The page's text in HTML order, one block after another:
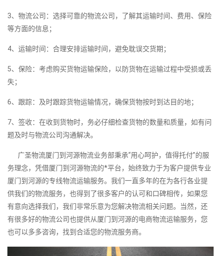
3、物流公司：选择可靠的物流公司，了解其运输时间、费用、保险
等方面的信息；
4、运输时间：合理安排运输时间，避免耽误交货期；
5、保险：考虑购买货物运输保险，以防货物在运输过程中受损或丢
失；
6、跟踪：及时跟踪货物运输情况，确保货物按时到达目的地；
7、签收：在收到货物时，务必仔细检查货物的数量和质量，如有问
题及时与物流公司沟通解决。
广圣物流厦门到河源物流业务部秉承“用心呵护，值得托付”的服
务理念，凭借厦门到河源物流的*平台，始终致力于为客户提供专业
厦门到河源的专线物流运输服务。我们一直多年的在为各行各业提
供我们的物流服务，也得到了很多客户的认可和口碑相传，如果您
有意向选择我们，我们非常乐意为您解决物流相关问题。当然，还
有很多好的物流公司也提供从厦门到河源的电商物流运输服务，您
也可以多多咨询，找到合适您的物流服务商。